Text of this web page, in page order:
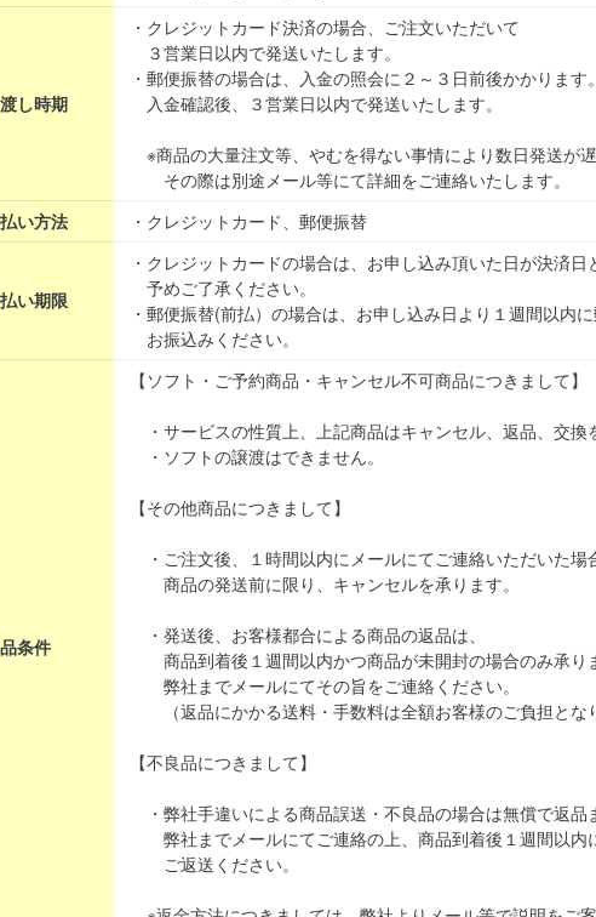
し時期
・クレジットカード決済の場合、ご注文いただいて
３営業日以内で発送いたします。
・郵便振替の場合は、入金の照会に２～３日前後かかります。
入金確認後、３営業日以内で発送いたします。
※商品の大量注文等、やむを得ない事情により数日発送が遅
その際は別途メール等にて詳細をご連絡いたします。
い方法
・クレジットカード、郵便振替
い期限
・クレジットカードの場合は、お申し込み頂いた日が決済日
予めご了承ください。
・郵便振替(前払）の場合は、お申し込み日より１週間以内
お振込みください。
条件
【ソフト・ご予約商品・キャンセル不可商品につきまして】
・サービスの性質上、上記商品はキャンセル、返品、交換
・ソフトの譲渡はできません。
【その他商品につきまして】
・ご注文後、１時間以内にメールにてご連絡いただいた場
商品の発送前に限り、キャンセルを承ります。
・発送後、お客様都合による商品の返品は、
商品到着後１週間以内かつ商品が未開封の場合のみ承り
弊社までメールにてその旨をご連絡ください。
（返品にかかる送料・手数料は全額お客様のご負担とな
【不良品につきまして】
・弊社手違いによる商品誤送・不良品の場合は無償で返品
弊社までメールにてご連絡の上、商品到着後１週間以内
ご返送ください。